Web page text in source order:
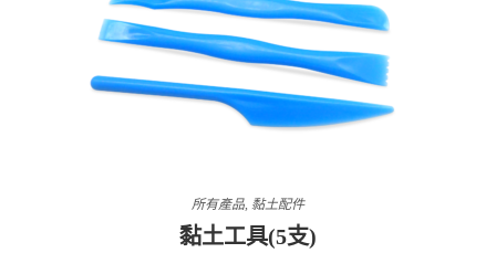
所有產品 黏土配件
黏土工具(5支)